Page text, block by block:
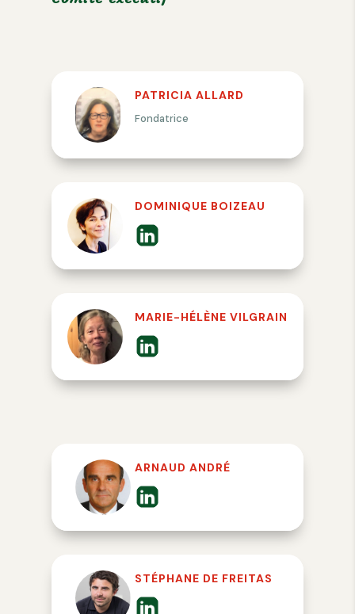
PATRICIA ALLARD
Fondatrice
DOMINIQUE BOIZEAU
MARIE-HÉLÈNE VILGRAIN
ARNAUD ANDRÉ
STÉPHANE DE FREITAS